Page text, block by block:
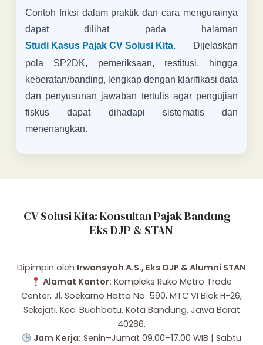
Contoh friksi dalam praktik dan cara mengurainya
dapat dilihat pada halaman
Studi Kasus Pajak CV Solusi Kita. Dijelaskan
pola SP2DK, pemeriksaan, restitusi, hingga
keberatan/banding, lengkap dengan klarifikasi data
dan penyusunan jawaban tertulis agar pengujian
fiskus dapat dihadapi sistematis dan
menenangkan.
CV Solusi Kita: Konsultan Pajak Bandung –
Eks DJP & STAN
Dipimpin oleh Irwansyah A.S., Eks DJP & Alumni STAN
Alamat Kantor: Kompleks Ruko Metro Trade
Center, Jl. Soekarno Hatta No. 590, MTC VI Blok H-26,
Sekejati, Kec. Buahbatu, Kota Bandung, Jawa Barat
40286.
Jam Kerja: Senin–Jumat 09.00–17.00 WIB | Sabtu